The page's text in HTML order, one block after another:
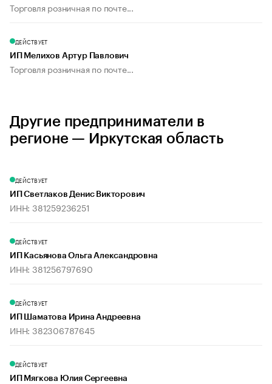
Торговля розничная по почте...
ДЕЙСТВУЕТ
ИП Мелихов Артур Павлович
Торговля розничная по почте...
Другие предприниматели в
регионе — Иркутская область
ДЕЙСТВУЕТ
ИП Светлаков Денис Викторович
ИНН: 381259236251
ДЕЙСТВУЕТ
ИП Касьянова Ольга Александровна
ИНН: 381256797690
ДЕЙСТВУЕТ
ИП Шаматова Ирина Андреевна
ИНН: 382306787645
ДЕЙСТВУЕТ
ИП Мягкова Юлия Сергеевна